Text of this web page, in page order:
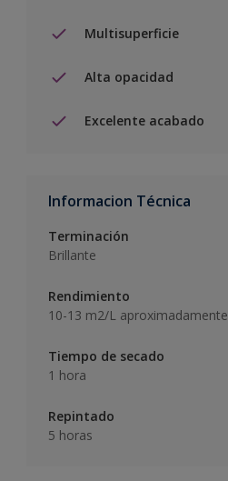
Multisuperficie
Alta opacidad
Excelente acabado
Informacion Técnica
Terminación
Brillante
Rendimiento
10-13 m2/L aproximadamente
Tiempo de secado
1 hora
Repintado
5 horas